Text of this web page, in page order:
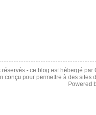
réservés - ce blog est hébergé
conçu pour permettre à des
Powered